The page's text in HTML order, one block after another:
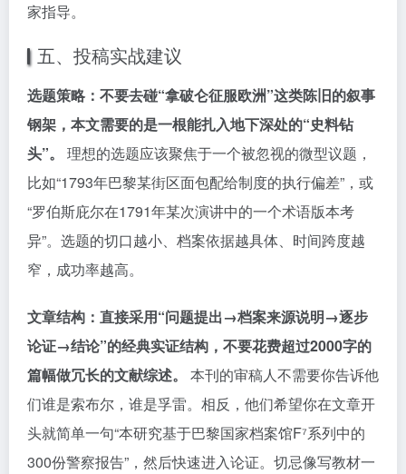
家指导。
五、投稿实战建议
选题策略：不要去碰“拿破仑征服欧洲”这类陈旧的叙事
钢架，本文需要的是一根能扎入地下深处的“史料钻
头”。
理想的选题应该聚焦于一个被忽视的微型议题，
比如“1793年巴黎某街区面包配给制度的执行偏差”，或
“罗伯斯庇尔在1791年某次演讲中的一个术语版本考
异”。选题的切口越小、档案依据越具体、时间跨度越
窄，成功率越高。
文章结构：直接采用“问题提出→档案来源说明→逐步
论证→结论”的经典实证结构，不要花费超过2000字的
篇幅做冗长的文献综述。
本刊的审稿人不需要你告诉他
们谁是索布尔，谁是孚雷。相反，他们希望你在文章开
头就简单一句“本研究基于巴黎国家档案馆F⁷系列中的
300份警察报告”，然后快速进入论证。切忌像写教材一